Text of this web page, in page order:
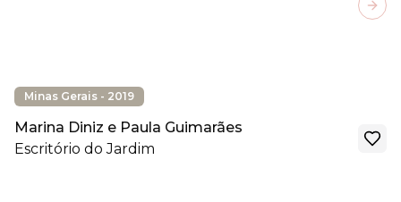
Minas Gerais - 2019
Marina Diniz e Paula Guimarães
Escritório do Jardim